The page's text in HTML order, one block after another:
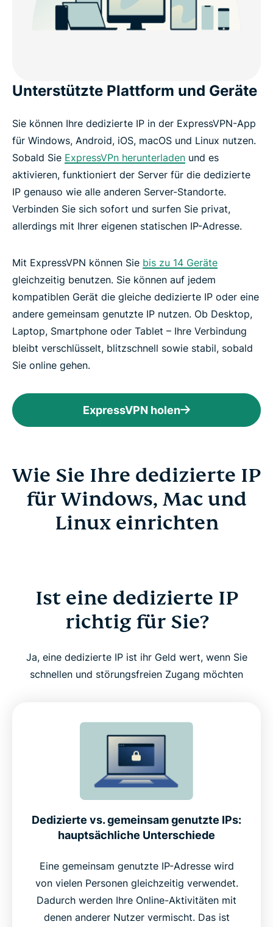
Unterstützte Plattform und Geräte
Sie können Ihre dedizierte IP in der ExpressVPN-App
für Windows, Android, iOS, macOS und Linux nutzen.
Sobald Sie ExpressVPn herunterladen und es
aktivieren, funktioniert der Server für die dedizierte
IP genauso wie alle anderen Server-Standorte.
Verbinden Sie sich sofort und surfen Sie privat,
allerdings mit Ihrer eigenen statischen IP-Adresse.
Mit ExpressVPN können Sie bis zu 14 Geräte
gleichzeitig benutzen. Sie können auf jedem
kompatiblen Gerät die gleiche dedizierte IP oder eine
andere gemeinsam genutzte IP nutzen. Ob Desktop,
Laptop, Smartphone oder Tablet – Ihre Verbindung
bleibt verschlüsselt, blitzschnell sowie stabil, sobald
Sie online gehen.
ExpressVPN holen
Wie Sie Ihre dedizierte IP
für Windows, Mac und
Linux einrichten
Ist eine dedizierte IP
richtig für Sie?
Ja, eine dedizierte IP ist ihr Geld wert, wenn Sie
schnellen und störungsfreien Zugang möchten
Dedizierte vs. gemeinsam genutzte IPs:
hauptsächliche Unterschiede
Eine gemeinsam genutzte IP-Adresse wird
von vielen Personen gleichzeitig verwendet.
Dadurch werden Ihre Online-Aktivitäten mit
denen anderer Nutzer vermischt. Das ist